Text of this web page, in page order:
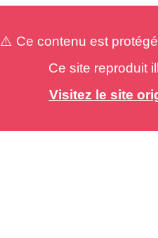
⚠️ Ce contenu est
Ce site reproduit
Visitez le site